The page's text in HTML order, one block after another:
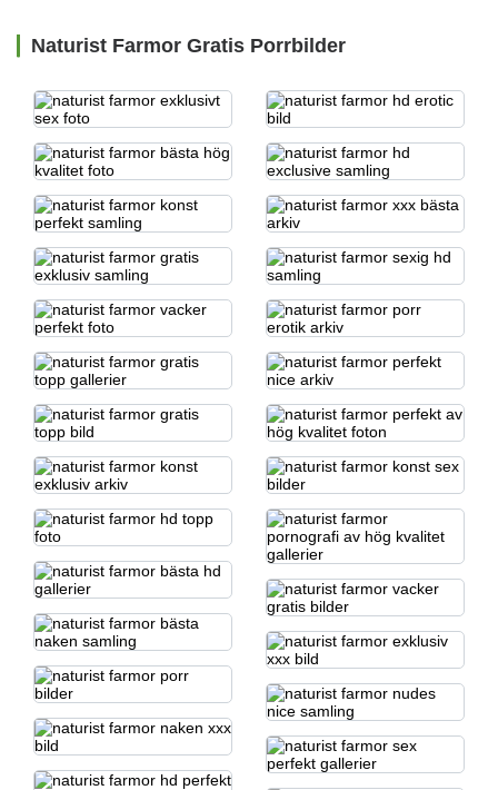
Naturist Farmor Gratis Porrbilder